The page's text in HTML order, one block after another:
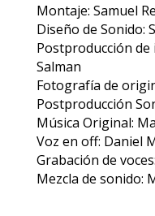
Montaje: Samuel
Diseño de Sonido:
Postproducción de
Salman
Fotografía de
Postproducción
Música Original:
Voz en off: Daniel
Grabación de
Mezcla de sonido: